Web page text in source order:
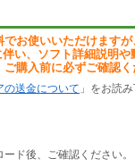
使うプリンタを切り替え
常使うプリンタのプロパ
タの印刷設定を表示
ンタでテスト印刷を実行
タの印刷設定を表示
了
ロードは「野田工房公式
お使いいただけますが
い、ソフト詳細説明
購入前に必ずご確認く
の送金について 」をお読み
ド後、ご確認ください。